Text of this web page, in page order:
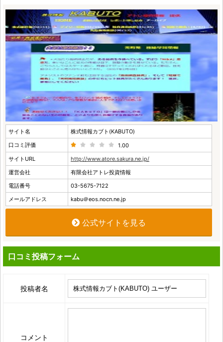
サイト名
株式情報カブト(KABUTO)
口コミ評価
1.00
サイトURL
http://www.atore.sakura.ne.jp/
運営会社
有限会社アトレ投資情報
電話番号
03-5675-7122
メールアドレス
kabu＠eos.nocn.ne.jp
公式サイトを見る
口コミ投稿フォーム
投稿者名
コメント